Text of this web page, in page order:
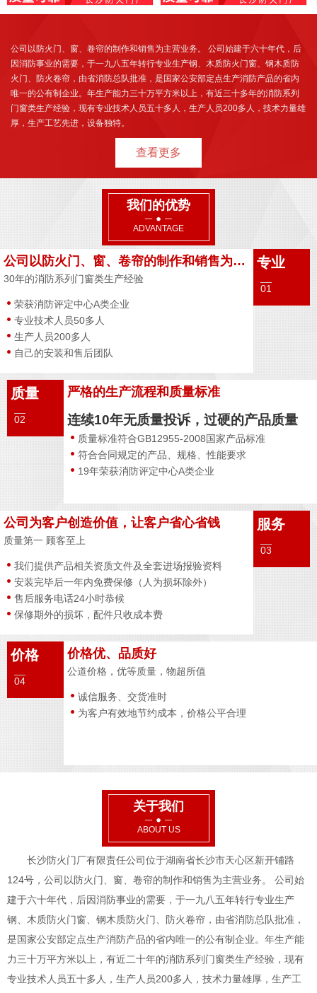
公司以防火门、窗、卷帘的制作和销售为主营业务。 公司始建于六十年代，后
因消防事业的需要，于一九八五年转行专业生产钢、木质防火门窗、钢木质防
火门、防火卷帘，由省消防总队批准，是国家公安部定点生产消防产品的省内
唯一的公有制企业。年生产能力三十万平方米以上，有近三十多年的消防系列
门窗类生产经验，现有专业技术人员五十多人，生产人员200多人，技术力量雄
厚，生产工艺先进，设备独特。
查看更多
我们的优势
ADVANTAGE
专业
01
公司以防火门、窗、卷帘的制作和销售为主营业务
30年的消防系列门窗类生产经验
荣获消防评定中心A类企业
专业技术人员50多人
生产人员200多人
自己的安装和售后团队
质量
02
严格的生产流程和质量标准
连续10年无质量投诉，过硬的产品质量
质量标准符合GB12955-2008国家产品标准
符合合同规定的产品、规格、性能要求
19年荣获消防评定中心A类企业
服务
03
公司为客户创造价值，让客户省心省钱
质量第一 顾客至上
我们提供产品相关资质文件及全套进场报验资料
安装完毕后一年内免费保修（人为损坏除外）
售后服务电话24小时恭候
保修期外的损坏，配件只收成本费
价格
04
价格优、品质好
公道价格，优等质量，物超所值
诚信服务、交货准时
为客户有效地节约成本，价格公平合理
关于我们
ABOUT US
长沙防火门厂有限责任公司位于湖南省长沙市天心区新开铺路
124号，公司以防火门、窗、卷帘的制作和销售为主营业务。 公司始
建于六十年代，后因消防事业的需要，于一九八五年转行专业生产
钢、木质防火门窗、钢木质防火门、防火卷帘，由省消防总队批准，
是国家公安部定点生产消防产品的省内唯一的公有制企业。年生产能
力三十万平方米以上，有近二十年的消防系列门窗类生产经验，现有
专业技术人员五十多人，生产人员200多人，技术力量雄厚，生产工